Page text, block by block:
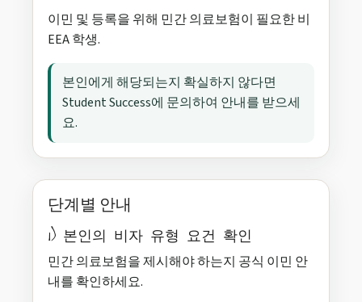
이민 및 등록을 위해 민간 의료보험이 필요한 비
EEA 학생.
본인에게 해당되는지 확실하지 않다면
Student Success에 문의하여 안내를 받으세
요.
단계별 안내
1) 본인의 비자 유형 요건 확인
민간 의료보험을 제시해야 하는지 공식 이민 안
내를 확인하세요.